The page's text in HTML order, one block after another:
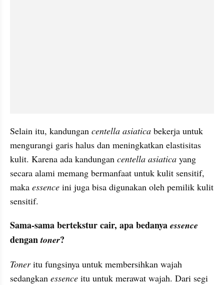
Selain itu, kandungan centella asiatica bekerja untuk
mengurangi garis halus dan meningkatkan elastisitas
kulit. Karena ada kandungan centella asiatica yang
secara alami memang bermanfaat untuk kulit sensitif,
maka essence ini juga bisa digunakan oleh pemilik kulit
sensitif.
Sama-sama bertekstur cair, apa bedanya essence
dengan toner?
Toner itu fungsinya untuk membersihkan wajah
sedangkan essence itu untuk merawat wajah. Dari segi